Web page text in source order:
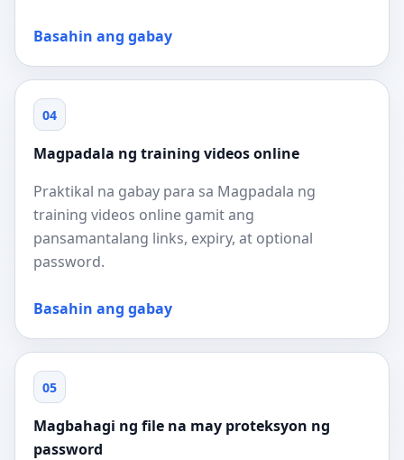
Basahin ang gabay
04
Magpadala ng training videos online
Praktikal na gabay para sa Magpadala ng
training videos online gamit ang
pansamantalang links, expiry, at optional
password.
Basahin ang gabay
05
Magbahagi ng file na may proteksyon ng
password